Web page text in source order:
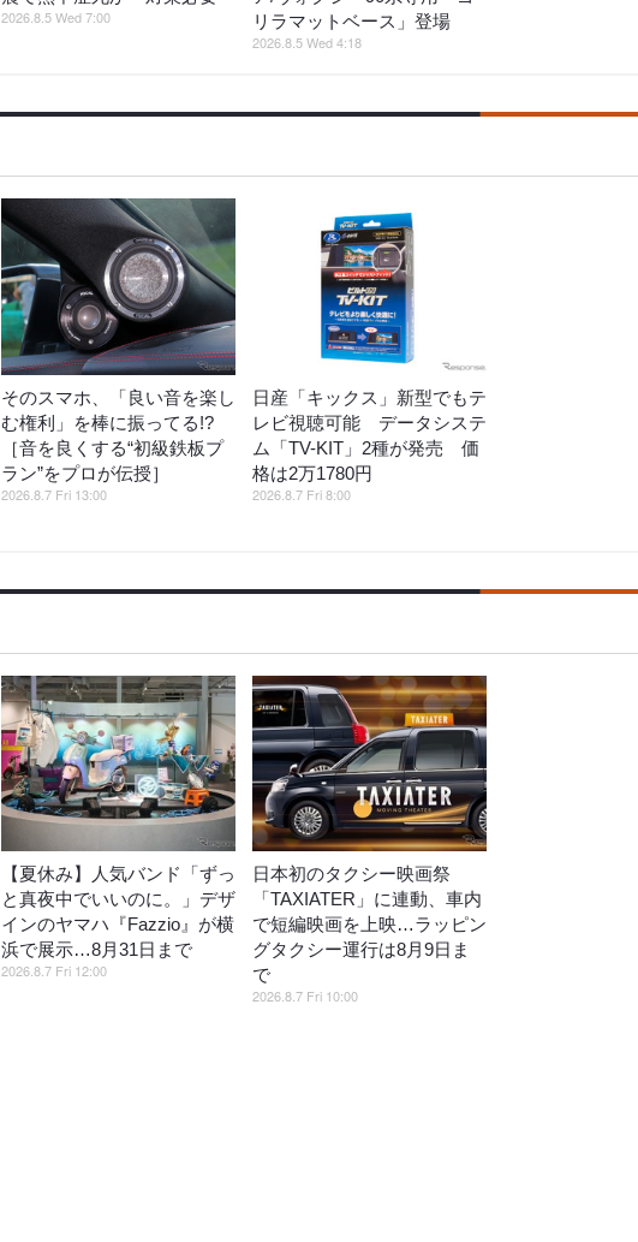
2026.8.5 Wed 7:00
リラマットベース」登場
2026.8.5 Wed 4:18
そのスマホ、「良い音を楽し
む権利」を棒に振ってる!?
［音を良くする“初級鉄板プ
ラン”をプロが伝授］
2026.8.7 Fri 13:00
日産「キックス」新型でもテ
レビ視聴可能 データシステ
ム「TV-KIT」2種が発売 価
格は2万1780円
2026.8.7 Fri 8:00
【夏休み】人気バンド「ずっ
と真夜中でいいのに。」デザ
インのヤマハ『Fazzio』が横
浜で展示…8月31日まで
2026.8.7 Fri 12:00
日本初のタクシー映画祭
「TAXIATER」に連動、車内
で短編映画を上映…ラッピン
グタクシー運行は8月9日ま
で
2026.8.7 Fri 10:00